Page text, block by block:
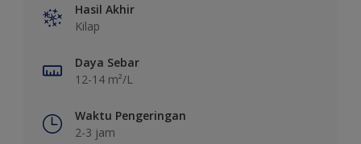
Hasil Akhir
Kilap
Daya Sebar
12-14 m²/L
Waktu Pengeringan
2-3 jam